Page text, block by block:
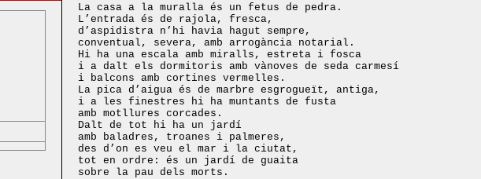
La casa a la muralla és un fetus de pedra.
L’entrada és de rajola, fresca,
d’aspidistra n’hi havia hagut sempre,
conventual, severa, amb arrogància notarial.
Hi ha una escala amb miralls, estreta i fosca
i a dalt els dormitoris amb vànoves de seda carmesí
i balcons amb cortines vermelles.
La pica d’aigua és de marbre esgrogueït, antiga,
i a les finestres hi ha muntants de fusta
amb motllures corcades.
Dalt de tot hi ha un jardí
amb baladres, troanes i palmeres,
des d’on es veu el mar i la ciutat,
tot en ordre: és un jardí de guaita
sobre la pau dels morts.